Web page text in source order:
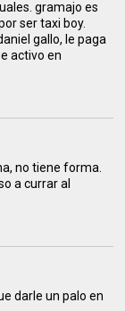
gramajo es
ser taxi boy.
gallo, le paga
activo en
no tiene forma.
a currar al
darle un palo en